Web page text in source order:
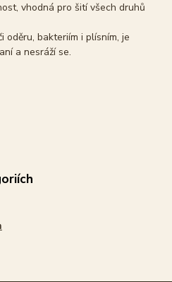
vhodná pro šití všech druhů
oděru, bakteriím i plísním, je
a nesráží se.